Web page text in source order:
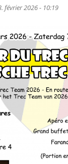
février 2026 - 10:19